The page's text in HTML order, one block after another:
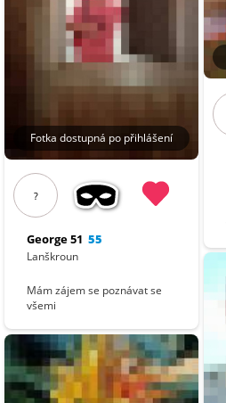
Fotka dostupná po přihlášení
?
George 51 55
Lanškroun
Mám zájem se poznávat se
všemi